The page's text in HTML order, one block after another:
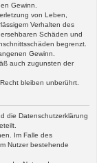
Gewinn.
von Leben,
Verhalten des
Schäden und
begrenzt.
Gewinn.
auch zugunsten der
bleiben unberührt.
die Datenschutzerklärung
Im Falle des
Nutzer bestehende